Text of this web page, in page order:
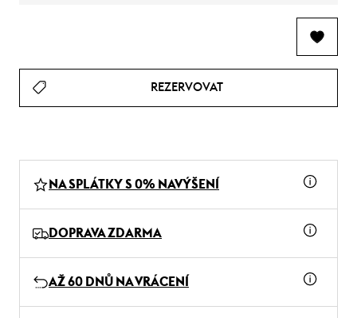
REZERVOVAT
NA SPLÁTKY S 0% NAVÝŠENÍ
DOPRAVA ZDARMA
AŽ 60 DNŮ NA VRÁCENÍ